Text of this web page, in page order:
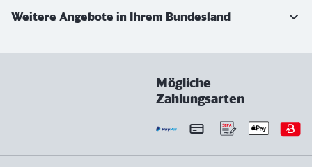
Weitere Angebote in Ihrem Bundesland
Mögliche
Zahlungsarten